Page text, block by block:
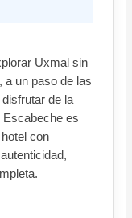
Uxmal sin
a un paso de las
de la
Escabeche es
con